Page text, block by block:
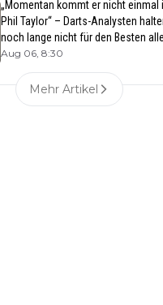
„Momentan kommt er nicht einmal
Phil Taylor“ – Darts-Analysten
noch lange nicht für den Besten
Aug 06, 8:30
Mehr Artikel